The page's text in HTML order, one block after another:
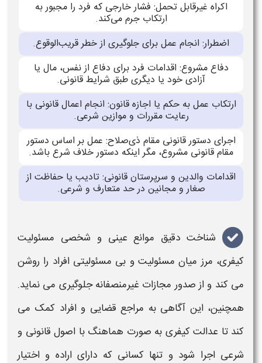
اکراه غیرقابل تحمل: فشار خارجی که فرد را مجبور به
ارتکاب جرم می‌کند.
اضطرار: انجام عمل برای جلوگیری از خطر قریب‌الوقوع.
دفاع مشروع: اقدامات فرد برای دفاع از نفس، مال یا
آزادی خود یا دیگری طبق شرایط قانونی.
ارتکاب عمل به حکم یا اجازه قانون: انجام اعمال قانونی با
رعایت مقررات و موازین شرعی.
اجرای دستور قانونی مقام ذی‌صلاح: عمل بر اساس دستور
مقام قانونی مشروع، مگر اینکه دستور خلاف شرع باشد.
اقدامات والدین و سرپرستان قانونی: تادیب یا حفاظت از
صغار و مجانین در حد متعارف و شرعی.
شناخت دقیق موانع عینی و شخصی مسئولیت
کیفری، مرز میان مسئولیتو بی مسئولیتیافراد را روشن
می کند و از صدور مجازات غیرمنصفانه جلوگیری می نماید.
همچنین، این آگاهی به مراجع قضایی و افراد کمک می
کند تا عدالت کیفری به صورت هماهنگ با اصول قانونی و
شرعی اجرا شود و تنها کسانی که دارای اراده و اختیار